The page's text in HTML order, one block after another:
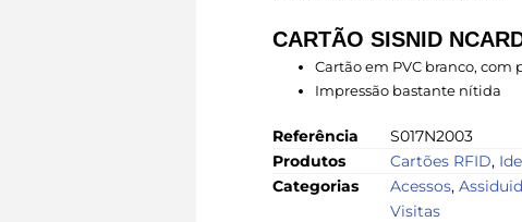
CARTÃO SISNID
Cartão em PVC branco, com
Impressão bastante nítida
Referência
S017N2003
Produtos
Cartões RFID,
Categorias
Acessos,
Visitas